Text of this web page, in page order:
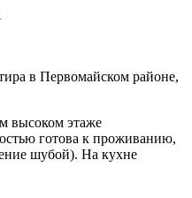
в Первомайском районе,
высоком этаже
готова к проживанию,
шубой). На кухне